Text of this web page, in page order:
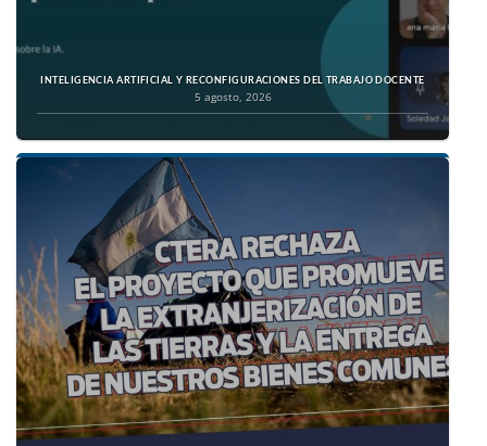
INTELIGENCIA ARTIFICIAL Y RECONFIGURACIONES DEL TRABAJO DOCENTE
5 agosto, 2026